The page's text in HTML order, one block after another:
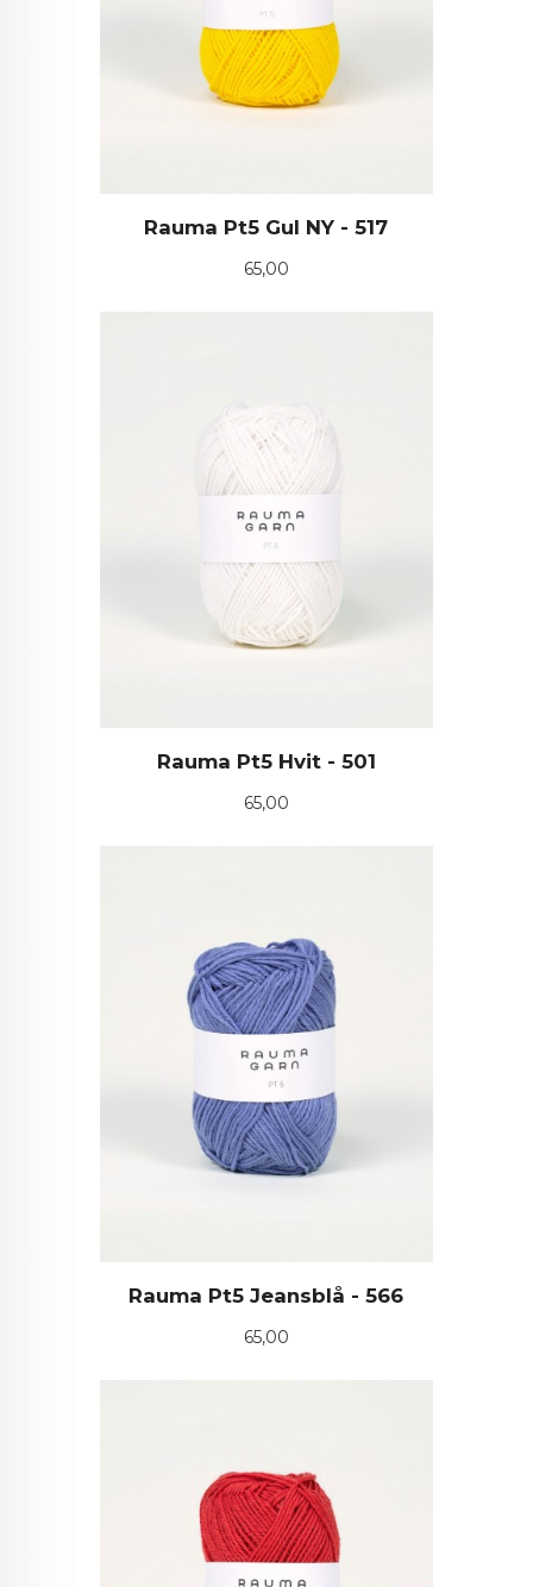
Rauma Pt5 Gul NY - 517
Pris
65,00
Rauma Pt5 Hvit - 501
Pris
65,00
Rauma Pt5 Jeansblå - 566
Pris
65,00